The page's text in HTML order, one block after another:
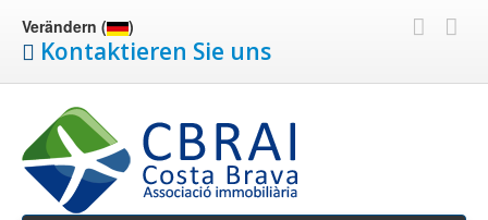
Verändern ( )
Kontaktieren Sie uns